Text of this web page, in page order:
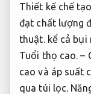
Thiết kế chế tạo.
đạt chất lượng
thuật. kể cả bụi
Tuổi thọ cao. –
cao và áp suất
qua túi lọc.